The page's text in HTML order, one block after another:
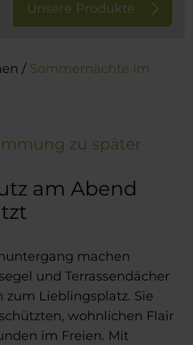
/ Sommernächte im
Unsere Produkte
zu später
am Abend
machen
und Terrassendächer
zum Lieblingsplatz. Sie
wohnlichen Flair
im Freien. Mit